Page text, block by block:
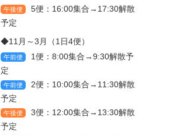
午後便
5便：16:00集合→17:30解散
予定
◆11月～3月（1日4便）
午前便
1便：8:00集合→9:30解散予
定
午前便
2便：10:00集合→11:30解散
予定
午後便
3便：12:00集合→13:30解散
予定